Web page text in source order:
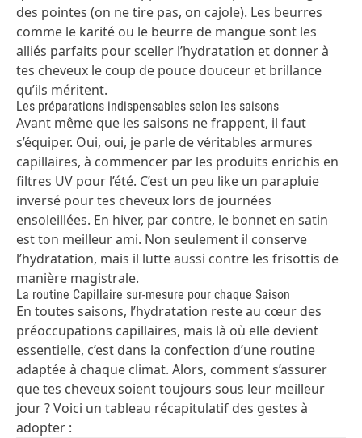
des pointes (on ne tire pas, on cajole). Les beurres
comme le karité ou le beurre de mangue sont les
alliés parfaits pour sceller l’hydratation et donner à
tes cheveux le coup de pouce douceur et brillance
qu’ils méritent.
Les préparations indispensables selon les saisons
Avant même que les saisons ne frappent, il faut
s’équiper. Oui, oui, je parle de véritables armures
capillaires, à commencer par les produits enrichis en
filtres UV pour l’été. C’est un peu like un parapluie
inversé pour tes cheveux lors de journées
ensoleillées. En hiver, par contre, le bonnet en satin
est ton meilleur ami. Non seulement il conserve
l’hydratation, mais il lutte aussi contre les frisottis de
manière magistrale.
La routine Capillaire sur-mesure pour chaque Saison
En toutes saisons, l’hydratation reste au cœur des
préoccupations capillaires, mais là où elle devient
essentielle, c’est dans la confection d’une routine
adaptée à chaque climat. Alors, comment s’assurer
que tes cheveux soient toujours sous leur meilleur
jour ? Voici un tableau récapitulatif des gestes à
adopter :